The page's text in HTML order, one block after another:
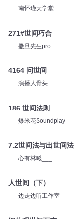
南怀瑾大学堂
271#世间巧合
撒旦先生pro
4164 问世间
演播人骨头
186 世间法则
爆米花Soundplay
7.2世间法与出世间法
心有林曦___
人世间（下）
边走边听工作室